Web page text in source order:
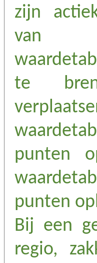
zijn
van
te
punten
punten
Bij een
regio,